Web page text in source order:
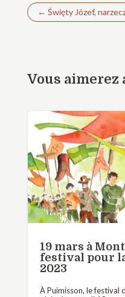
← Święty Józef,
Vous aimerez
19 mars à
festival pour
2023
À Puimisson, le festival